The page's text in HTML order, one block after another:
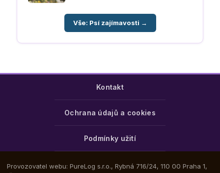
Vše: Psí zajímavosti →
Kontakt
Ochrana údajů a cookies
Podmínky užití
Provozovatel webu: PureLog s.r.o., Rybná 716/24, 110 00 Praha 1,